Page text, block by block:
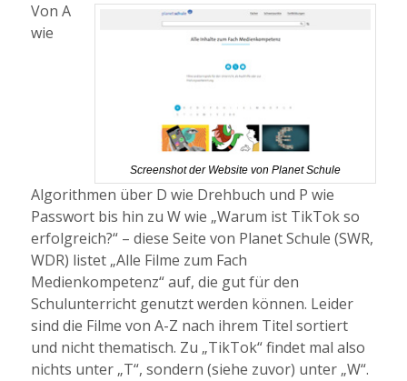
Screenshot der Website von Planet Schule
Von A
wie
Algorithmen über D wie Drehbuch und P wie
Passwort bis hin zu W wie „Warum ist TikTok so
erfolgreich?“ – diese Seite von Planet Schule (SWR,
WDR) listet „Alle Filme zum Fach
Medienkompetenz“ auf, die gut für den
Schulunterricht genutzt werden können. Leider
sind die Filme von A-Z nach ihrem Titel sortiert
und nicht thematisch. Zu „TikTok“ findet mal also
nichts unter „T“, sondern (siehe zuvor) unter „W“.